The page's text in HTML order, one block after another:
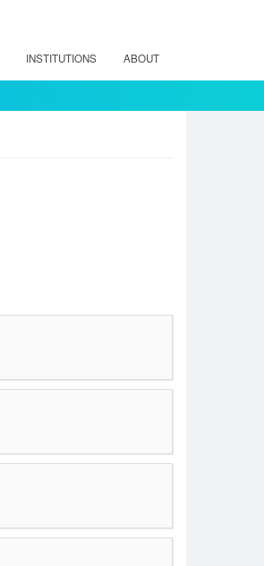
INSTITUTIONS ABOUT